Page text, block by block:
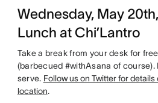
Wednesday, May
Lunch at Chi’Lantro
Take a break from your desk for
(barbecued #withAsana of course).
serve. Follow us on Twitter for
location.